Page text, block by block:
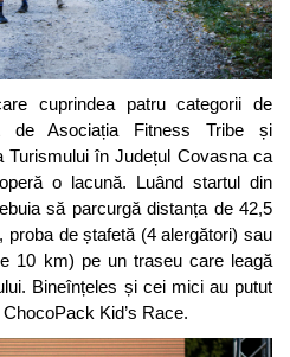
cuprindea patru categorii de
de Asociația Fitness Tribe și
Turismului în Județul Covasna ca
o lacună. Luând startul din
să parcurgă distanța de 42,5
de ștafetă (4 alergători) sau
10 km) pe un traseu care leagă
Bineînțeles și cei mici au putut
Kid’s Race.